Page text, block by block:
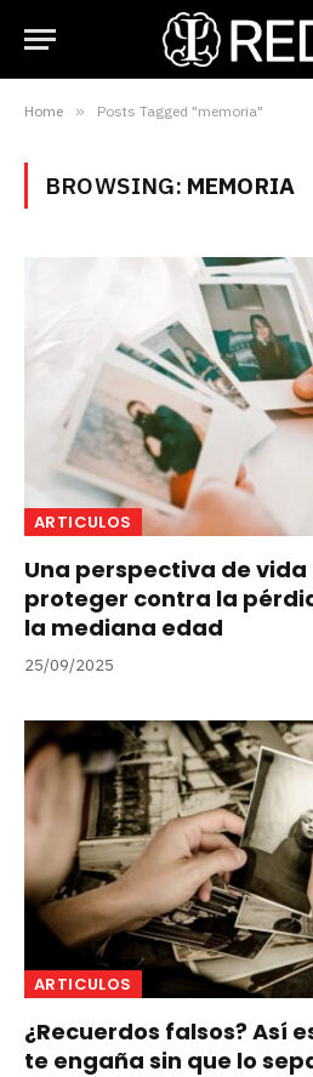
Home » Posts Tagged "memoria"
BROWSING: MEMORIA
ARTICULOS
Una perspectiva de
proteger contra la
la mediana edad
25/09/2025
ARTICULOS
¿Recuerdos falsos? Así
te engaña sin que lo